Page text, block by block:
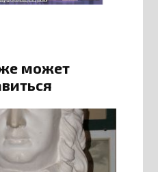
может